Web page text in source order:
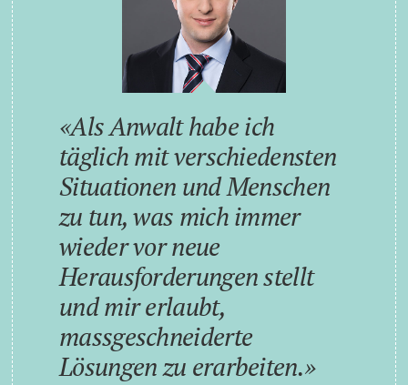
Als Anwalt habe ich
täglich mit verschiedensten
Situationen und Menschen
zu tun, was mich immer
wieder vor neue
Herausforderungen stellt
und mir erlaubt,
massgeschneiderte
Lösungen zu erarbeiten.